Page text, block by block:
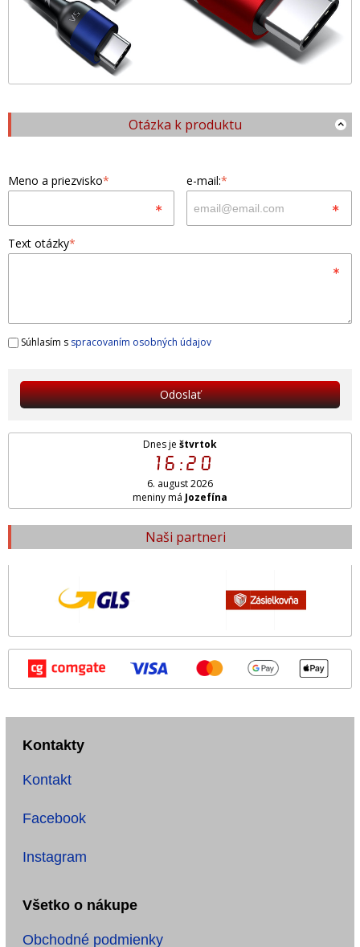
Otázka k produktu
Meno a priezvisko* e-mail:*
Text otázky*
Súhlasím s spracovaním osobných údajov
Odoslať
Dnes je štvrtok
16:20
6. august 2026
meniny má Jozefína
Naši partneri
Kontakty
Kontakt
Facebook
Instagram
Všetko o nákupe
Obchodné podmienky